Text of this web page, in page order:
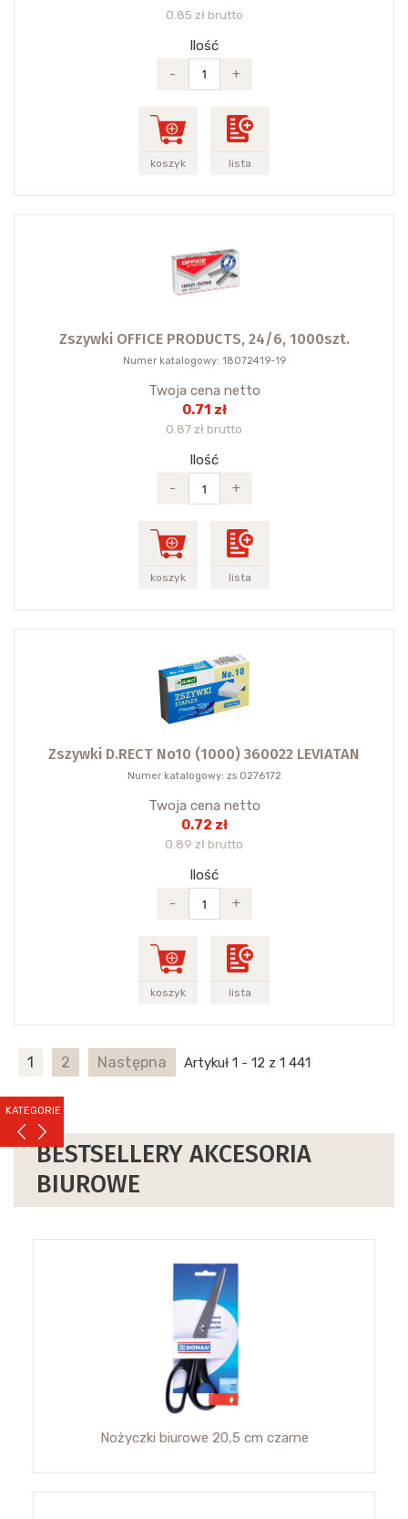
KATEGORIE
0.85 zł brutto
Ilość
-
+
koszyk lista
Zszywki OFFICE PRODUCTS, 24/6, 1000szt.
Numer katalogowy: 18072419-19
Twoja cena netto
0.71 zł
0.87 zł brutto
Ilość
-
+
koszyk lista
Zszywki D.RECT No10 (1000) 360022 LEVIATAN
Numer katalogowy: zs 0276172
Twoja cena netto
0.72 zł
0.89 zł brutto
Ilość
-
+
koszyk lista
1 2 Następna Artykuł 1 - 12 z 1 441
BESTSELLERY AKCESORIA
BIUROWE
Nożyczki biurowe 20,5 cm czarne